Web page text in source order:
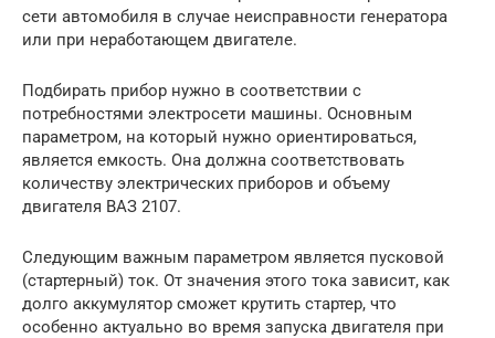
сети автомобиля в случае неисправности генератора
или при неработающем двигателе.
Подбирать прибор нужно в соответствии с
потребностями электросети машины. Основным
параметром, на который нужно ориентироваться,
является емкость. Она должна соответствовать
количеству электрических приборов и объему
двигателя ВАЗ 2107.
Следующим важным параметром является пусковой
(стартерный) ток. От значения этого тока зависит, как
долго аккумулятор сможет крутить стартер, что
особенно актуально во время запуска двигателя при